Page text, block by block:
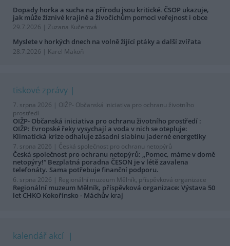
Dopady horka a sucha na přírodu jsou kritické. ČSOP ukazuje,
jak může žíznivé krajině a živočichům pomoci veřejnost i obce
29.7.2026 | Zuzana Kučerová
Myslete v horkých dnech na volně žijící ptáky a další zvířata
28.7.2026 | Karel Makoň
tiskové zprávy
7. srpna 2026 | OIŽP- Občanská iniciativa pro ochranu životního
prostředí
OIŽP- Občanská iniciativa pro ochranu životního prostředí :
OIŽP: Evropské řeky vysychají a voda v nich se otepluje:
Klimatická krize odhaluje zásadní slabinu jaderné energetiky
7. srpna 2026 | Česká společnost pro ochranu netopýrů
Česká společnost pro ochranu netopýrů: „Pomoc, máme v domě
netopýry!“ Bezplatná poradna ČESON je v létě zavalena
telefonáty. Sama potřebuje finanční podporu.
6. srpna 2026 | Regionální muzeum Mělník, příspěvková organizace
Regionální muzeum Mělník, příspěvková organizace: Výstava 50
let CHKO Kokořínsko - Máchův kraj
kalendář akcí